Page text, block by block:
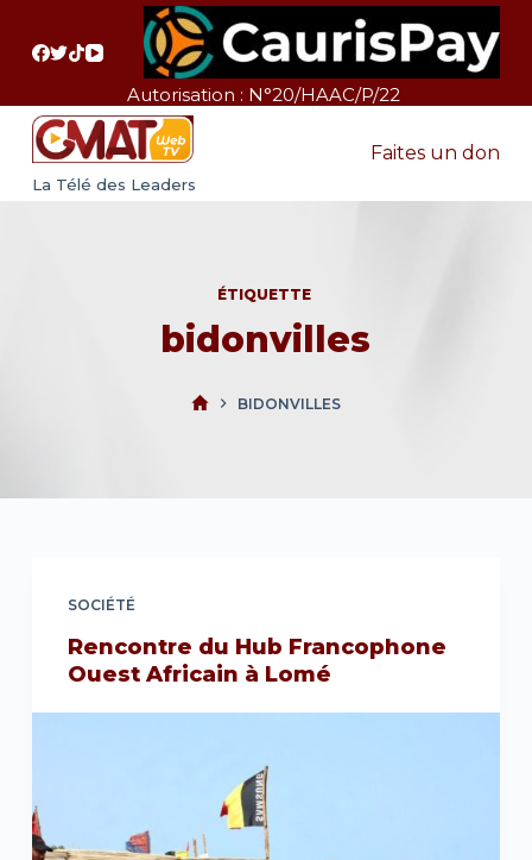
a
Autorisation : N°20/HAAC/P/22
La Télé des Leaders
Faites un don
ÉTIQUETTE
bidonvilles
BIDONVILLES
SOCIÉTÉ
Rencontre du Hub Francophone
Ouest Africain à Lomé